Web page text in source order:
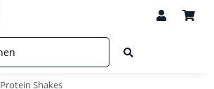
Protein Shakes